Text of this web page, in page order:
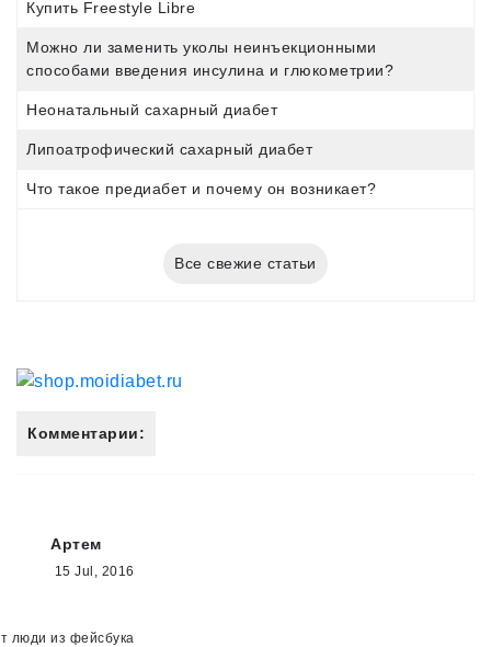
Купить Freestyle Libre
Можно ли заменить уколы неинъекционными
способами введения инсулина и глюкометрии?
Неонатальный сахарный диабет
Липоатрофический сахарный диабет
Что такое предиабет и почему он возникает?
Все свежие статьи
Комментарии:
Артем
15 Jul, 2016
люди из фейсбука